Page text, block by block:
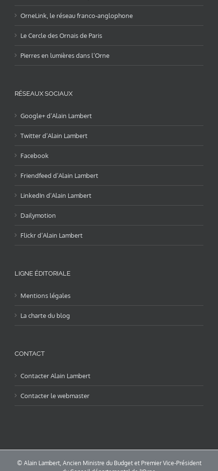
OrneLink, le réseau franco-anglophone
Le Cercle des Ornais de Paris
Pierres en lumières dans l’Orne
RÉSEAUX SOCIAUX
Google+ d’Alain Lambert
Twitter d’Alain Lambert
Facebook
Friendfeed d’Alain Lambert
LinkedIn d’Alain Lambert
Dailymotion
Flickr d’Alain Lambert
LIGNE ÉDITORIALE
Mentions légales
La charte du blog
CONTACT
Contacter Alain Lambert
Contacter le webmaster
© Alain Lambert, Ancien Ministre du Budget et Premier Vice-Président